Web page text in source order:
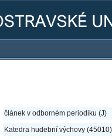
článek v odborném periodiku (J)
Katedra hudební výchovy (45010)